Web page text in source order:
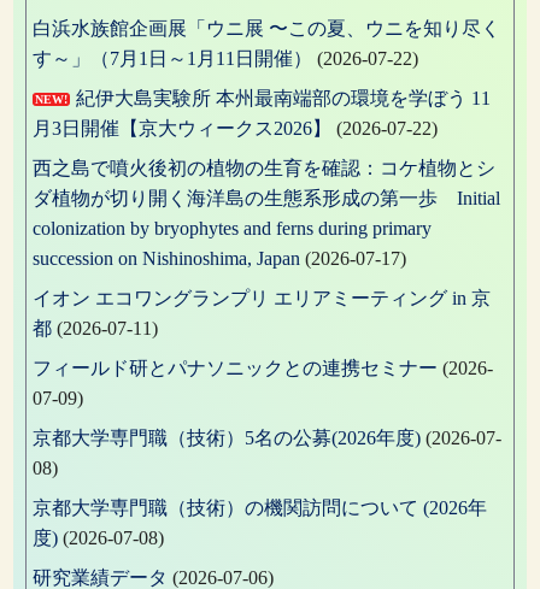
白浜水族館企画展「ウニ展 〜この夏、ウニを知り尽く
す～」（7月1日～1月11日開催）
(2026-07-22)
NEW!
紀伊大島実験所 本州最南端部の環境を学ぼう 11
月3日開催【京大ウィークス2026】
(2026-07-22)
西之島で噴火後初の植物の生育を確認：コケ植物とシ
ダ植物が切り開く海洋島の生態系形成の第一歩 Initial
colonization by bryophytes and ferns during primary
succession on Nishinoshima, Japan (2026-07-17)
イオン エコワングランプリ エリアミーティング in 京
都 (2026-07-11)
フィールド研とパナソニックとの連携セミナー (2026-
07-09)
京都大学専門職（技術）5名の公募(2026年度) (2026-07-
08)
京都大学専門職（技術）の機関訪問について (2026年
度) (2026-07-08)
研究業績データ (2026-07-06)